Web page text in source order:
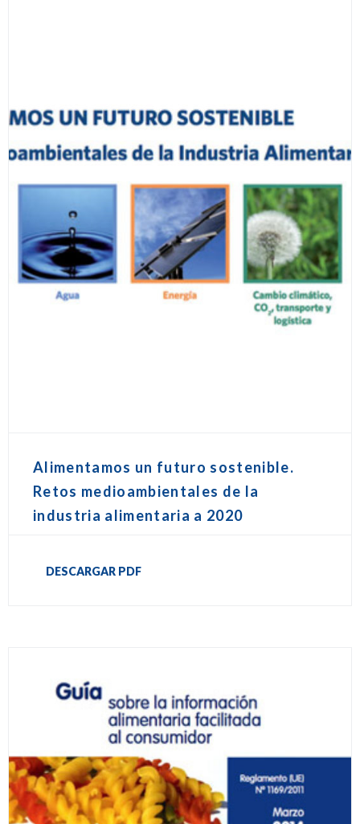
Alimentamos un futuro sostenible.
Retos medioambientales de la
industria alimentaria a 2020
DESCARGAR PDF